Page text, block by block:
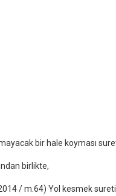
bir hale koyması
birlikte,
/ m.64) Yol kesmek